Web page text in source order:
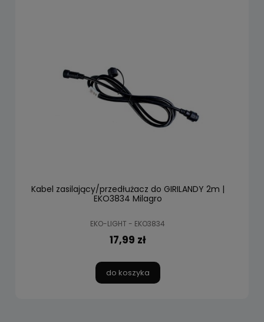
Kabel zasilający/przedłużacz do GIRILANDY 2m |
EKO3834 Milagro
EKO-LIGHT - EKO3834
17,99 zł
do koszyka